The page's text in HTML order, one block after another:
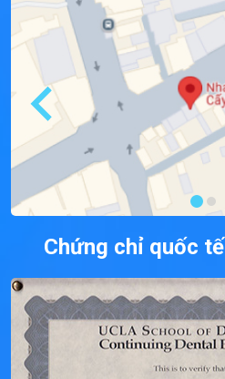
Chứng chỉ quốc tế